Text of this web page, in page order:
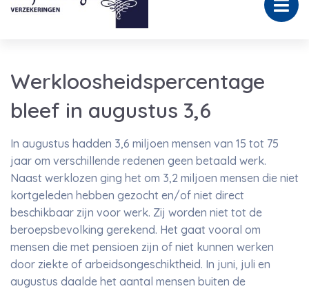
Werkloosheidspercentage
bleef in augustus 3,6
In augustus hadden 3,6 miljoen mensen van 15 tot 75
jaar om verschillende redenen geen betaald werk.
Naast werklozen ging het om 3,2 miljoen mensen die niet
kortgeleden hebben gezocht en/of niet direct
beschikbaar zijn voor werk. Zij worden niet tot de
beroepsbevolking gerekend. Het gaat vooral om
mensen die met pensioen zijn of niet kunnen werken
door ziekte of arbeidsongeschiktheid. In juni, juli en
augustus daalde het aantal mensen buiten de